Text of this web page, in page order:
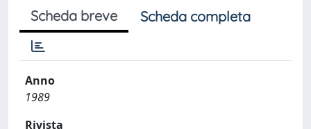
Scheda breve Scheda completa
Anno
1989
Rivista